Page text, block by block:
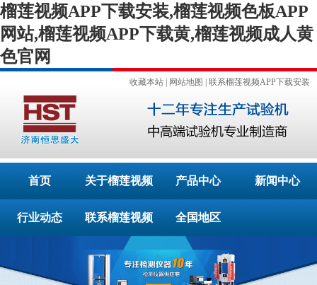
榴莲视频APP下载安装,榴莲视频色板APP
网站,榴莲视频APP下载黄,榴莲视频成人黄
色官网
收藏本站 网站地图 联系榴莲视频APP下载安装
首页 关于榴莲视频
APP下载安装
产品中心 新闻中心
行业动态 联系榴莲视频
APP下载安装
全国地区